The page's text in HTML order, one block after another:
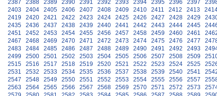
2387
2388 2389 2390 2391 2392 2393 2394 2395 2396 2397
2403
2404 2405 2406 2407 2408 2409 2410 2411 2412 2413
2419
2420 2421 2422 2423 2424 2425 2426 2427 2428 2429
2435
2436 2437 2438 2439 2440 2441 2442 2443 2444 2445
2451
2452 2453 2454 2455 2456 2457 2458 2459 2460 2461
2467
2468 2469 2470 2471 2472 2473 2474 2475 2476 2477
2483
2484 2485 2486 2487 2488 2489 2490 2491 2492 2493
2499
2500 2501 2502 2503 2504 2505 2506 2507 2508 2509
2515
2516 2517 2518 2519 2520 2521 2522 2523 2524 2525
2531
2532 2533 2534 2535 2536 2537 2538 2539 2540 2541
2547
2548 2549 2550 2551 2552 2553 2554 2555 2556 2557
2563
2564 2565 2566 2567 2568 2569 2570 2571 2572 2573